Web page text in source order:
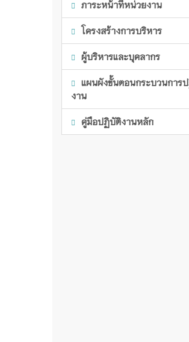
ภาระหน้าที่หน่วยงาน
โครงสร้างการบริหาร
ผู้บริหารและบุคลากร
แผนผังขั้นตอนกระบวนการ
งาน
คู่มือปฏิบัติงานหลัก